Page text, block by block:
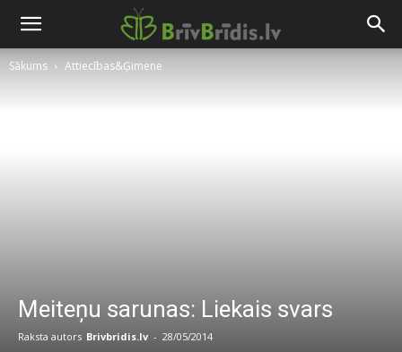
Sākums Attiecības&Ģimene
Meiteņu sarunas: Liekais svars
Raksta autors Brivbridis.lv - 28/05/2014